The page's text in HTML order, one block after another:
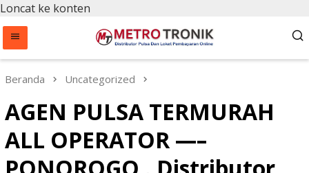
Loncat ke konten
Beranda Uncategorized
AGEN PULSA TERMURAH
ALL OPERATOR —–